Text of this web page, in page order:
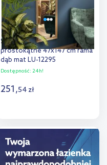
Styler Paris lustro
prostokątne 47x147 cm rama
dąb mat LU-12295
Dostępność: 24h!
251,54 zł
Dodaj do
porównania